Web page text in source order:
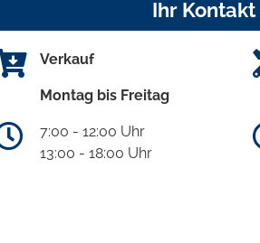
Ihr Kontakt
Verkauf
Montag bis Freitag
7:00 - 12:00 Uhr
13:00 - 18:00 Uhr